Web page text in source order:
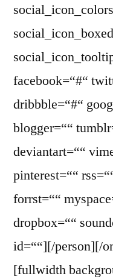
facebook=“#“
dribbble=“#“
blogger=““
deviantart=““
pinterest=““
forrst=““
dropbox=““
id=““][/person][/
[fullwidth